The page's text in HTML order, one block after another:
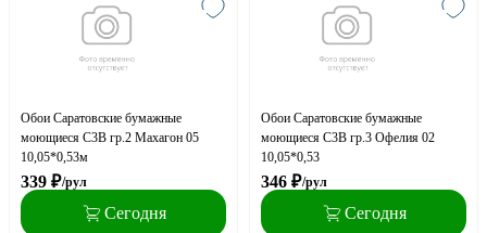
Обои Саратовские бумажные
моющиеся С3В гр.2 Махагон 05
10,05*0,53м
339 ₽/рул
Сегодня
Обои Саратовские бумажные
моющиеся С3В гр.3 Офелия 02
10,05*0,53
346 ₽/рул
Сегодня